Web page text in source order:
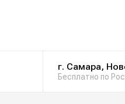
г. Самара,
Бесплатно по